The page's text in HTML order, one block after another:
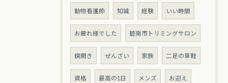
動物看護師 知識 経験 いい時間
お疲れ様でした 碧南市トリミングサロン
鏡開き ぜんざい 家族 二足の草鞋
資格 最高の1日 メンズ お迎え